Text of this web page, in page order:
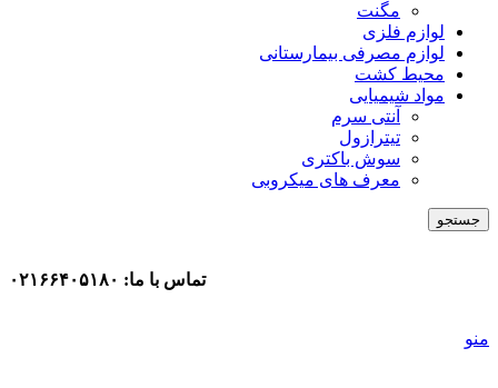
مگنت
لوازم فلزی
لوازم مصرفی بیمارستانی
محیط کشت
مواد شیمیایی
آنتی سرم
تیترازول
سوش باکتری
معرف های میکروبی
جستجو
تماس با ما: ۰۲۱۶۶۴۰۵۱۸۰
منو